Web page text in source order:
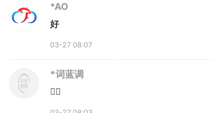
力里，在政府的政策里，在企业的
制度里，在社会的支持里，也在每
一个愿意为孩子多考虑一点点的选
择里。（记者：史睿雯 符秀云 海
*AO
好
03-27 08:07
*词蓝调
👍🏻